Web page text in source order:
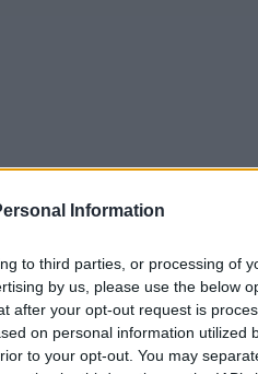
Information
to third parties, or processing of
by us, please use the below
after your opt-out request is
on personal information utilized
to your opt-out. You may